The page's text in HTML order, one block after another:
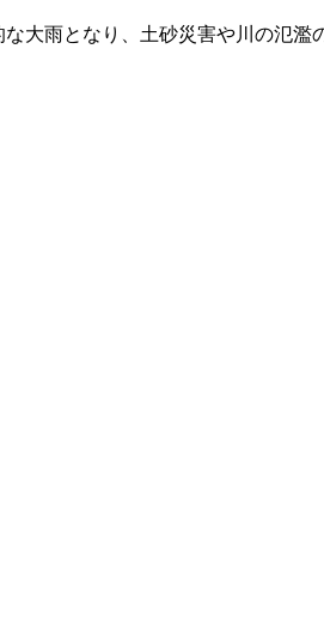
大雨となり、土砂災害や川の氾